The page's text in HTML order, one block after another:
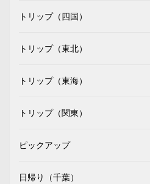
トリップ（四国）
トリップ（東北）
トリップ（東海）
トリップ（関東）
ピックアップ
日帰り（千葉）